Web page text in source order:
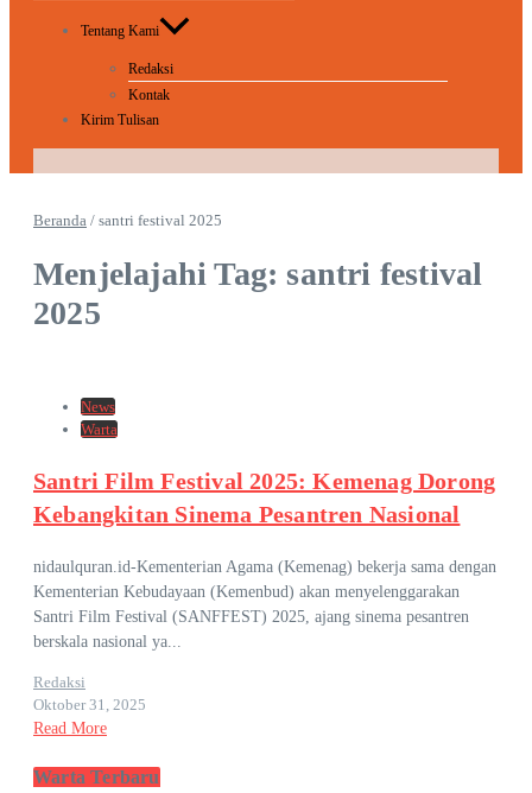
Tentang Kami
Redaksi
Kontak
Kirim Tulisan
Beranda / santri festival 2025
Menjelajahi Tag: santri festival
2025
News
Warta
Santri Film Festival 2025: Kemenag Dorong
Kebangkitan Sinema Pesantren Nasional
nidaulquran.id-Kementerian Agama (Kemenag) bekerja sama dengan
Kementerian Kebudayaan (Kemenbud) akan menyelenggarakan
Santri Film Festival (SANFFEST) 2025, ajang sinema pesantren
berskala nasional ya...
Redaksi
Oktober 31, 2025
Read More
Warta Terbaru